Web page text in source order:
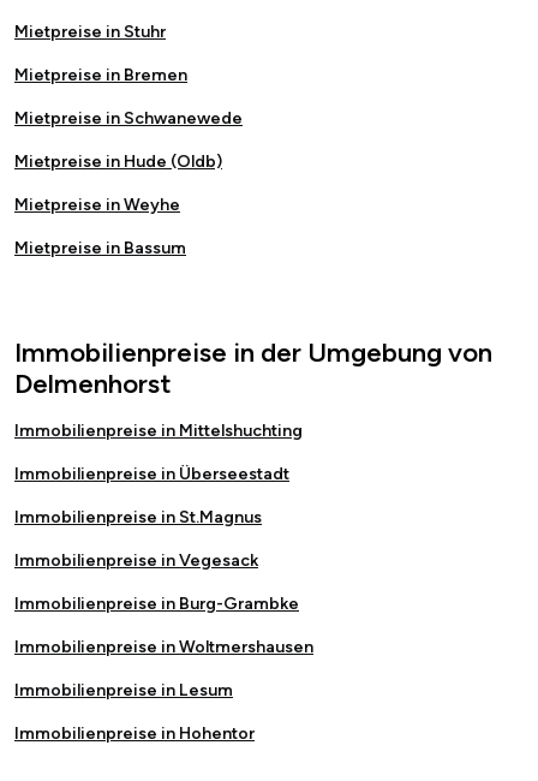
Mietpreise in Stuhr
Mietpreise in Bremen
Mietpreise in Schwanewede
Mietpreise in Hude (Oldb)
Mietpreise in Weyhe
Mietpreise in Bassum
Immobilienpreise in der Umgebung von
Delmenhorst
Immobilienpreise in Mittelshuchting
Immobilienpreise in Überseestadt
Immobilienpreise in St.Magnus
Immobilienpreise in Vegesack
Immobilienpreise in Burg-Grambke
Immobilienpreise in Woltmershausen
Immobilienpreise in Lesum
Immobilienpreise in Hohentor